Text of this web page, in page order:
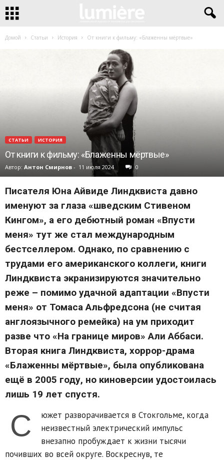
Домой Статьи История От книги к фильму: «Блаженны мёртвые»
СТАТЬИ ИСТОРИЯ
От книги к фильму: «Блаженны мёртвые»
Автор: Антон Смирнов - 11 июля 2024 0
Писателя Юна Айвиде Линдквиста давно
именуют за глаза «шведским Стивеном
Кингом», а его дебютный роман «Впусти
меня» тут же стал международным
бестселлером. Однако, по сравнению с
трудами его американского коллеги, книги
Линдквиста экранизируются значительно
реже – помимо удачной адаптации «Впусти
меня» от Томаса Альфредсона (не считая
англоязычного ремейка) на ум приходит
разве что «На границе миров» Али Аббаси.
Вторая книга Линдквиста, хоррор-драма
«Блаженны мёртвые», была опубликована
ещё в 2005 году, но киноверсии удостоилась
лишь 19 лет спустя.
С
южет разворачивается в Стокгольме, когда
неизвестный электрический импульс
внезапно пробуждает к жизни тысячи
почивших во всей округе. Воскреснув, те